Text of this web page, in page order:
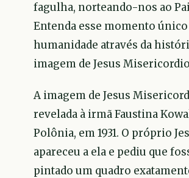
fagulha, norteando-nos ao
Entenda esse momento único
humanidade através da
imagem de Jesus
A imagem de Jesus
revelada à irmã Faustina
Polônia, em 1931. O próprio
apareceu a ela e pediu que
pintado um quadro